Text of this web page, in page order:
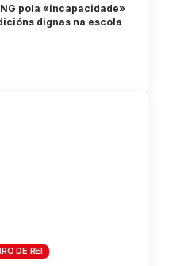
pola «incapacidade»
dignas na escola
DE REI